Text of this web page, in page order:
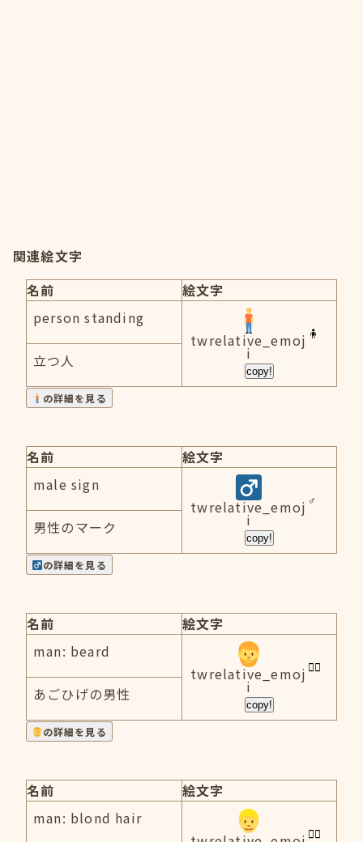
関連絵文字
名前
絵文字
person standing
twrelative_emoj
i
copy!
立つ人
の詳細を見る
名前
絵文字
male sign
twrelative_emoj
i
copy!
男性のマーク
の詳細を見る
名前
絵文字
man: beard
twrelative_emoj
i
copy!
あごひげの男性
の詳細を見る
名前
絵文字
man: blond hair